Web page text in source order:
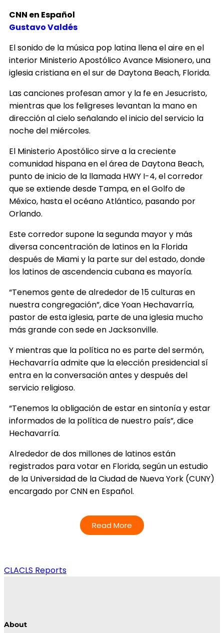
CNN en Español
Gustavo Valdés
El sonido de la música pop latina llena el aire en el
interior Ministerio Apostólico Avance Misionero, una
iglesia cristiana en el sur de Daytona Beach, Florida.
Las canciones profesan amor y la fe en Jesucristo,
mientras que los feligreses levantan la mano en
dirección al cielo señalando el inicio del servicio la
noche del miércoles.
El Ministerio Apostólico sirve a la creciente
comunidad hispana en el área de Daytona Beach,
punto de inicio de la llamada HWY I-4, el corredor
que se extiende desde Tampa, en el Golfo de
México, hasta el océano Atlántico, pasando por
Orlando.
Este corredor supone la segunda mayor y más
diversa concentración de latinos en la Florida
después de Miami y la parte sur del estado, donde
los latinos de ascendencia cubana es mayoría.
“Tenemos gente de alrededor de 15 culturas en
nuestra congregación”, dice Yoan Hechavarría,
pastor de esta iglesia, parte de una iglesia mucho
más grande con sede en Jacksonville.
Y mientras que la política no es parte del sermón,
Hechavarría admite que la elección presidencial sí
entra en la conversación antes y después del
servicio religioso.
“Tenemos la obligación de estar en sintonía y estar
informados de la política de nuestro país”, dice
Hechavarría.
Alrededor de dos millones de latinos están
registrados para votar en Florida, según un estudio
de la Universidad de la Ciudad de Nueva York (CUNY)
encargado por CNN en Español.
Read More
CLACLS Reports
About